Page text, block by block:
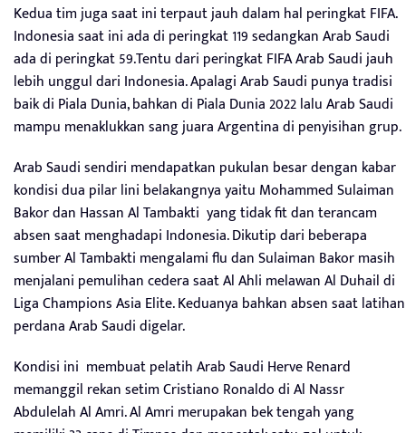
Kedua tim juga saat ini terpaut jauh dalam hal peringkat FIFA.
Indonesia saat ini ada di peringkat 119 sedangkan Arab Saudi
ada di peringkat 59.Tentu dari peringkat FIFA Arab Saudi jauh
lebih unggul dari Indonesia. Apalagi Arab Saudi punya tradisi
baik di Piala Dunia, bahkan di Piala Dunia 2022 lalu Arab Saudi
mampu menaklukkan sang juara Argentina di penyisihan grup.
Arab Saudi sendiri mendapatkan pukulan besar dengan kabar
kondisi dua pilar lini belakangnya yaitu Mohammed Sulaiman
Bakor dan Hassan Al Tambakti yang tidak fit dan terancam
absen saat menghadapi Indonesia. Dikutip dari beberapa
sumber Al Tambakti mengalami flu dan Sulaiman Bakor masih
menjalani pemulihan cedera saat Al Ahli melawan Al Duhail di
Liga Champions Asia Elite. Keduanya bahkan absen saat latihan
perdana Arab Saudi digelar.
Kondisi ini membuat pelatih Arab Saudi Herve Renard
memanggil rekan setim Cristiano Ronaldo di Al Nassr
Abdulelah Al Amri. Al Amri merupakan bek tengah yang